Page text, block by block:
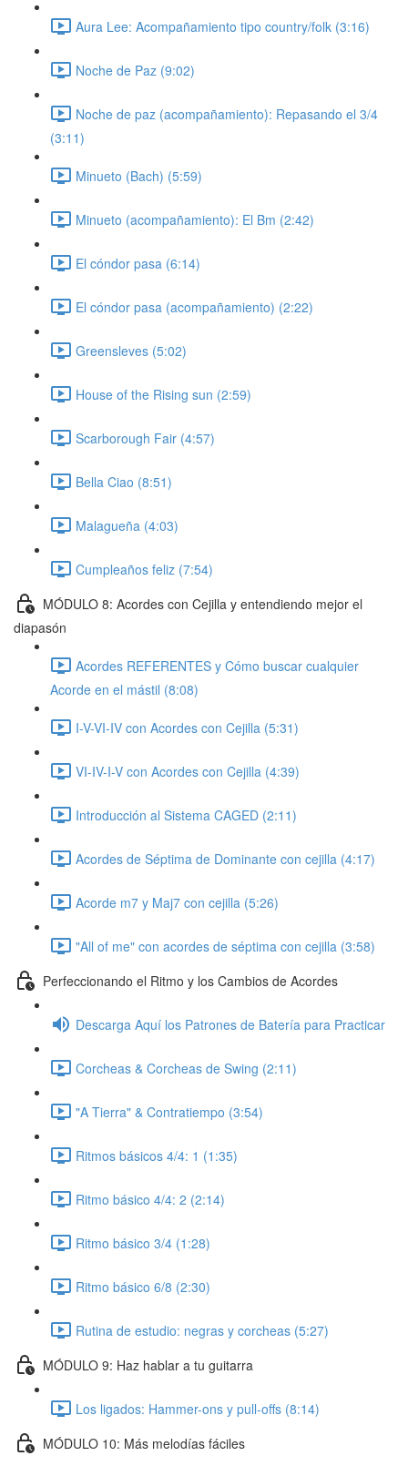
Aura Lee: Acompañamiento tipo country/folk (3:16)
Noche de Paz (9:02)
Noche de paz (acompañamiento): Repasando el 3/4
(3:11)
Minueto (Bach) (5:59)
Minueto (acompañamiento): El Bm (2:42)
El cóndor pasa (6:14)
El cóndor pasa (acompañamiento) (2:22)
Greensleves (5:02)
House of the Rising sun (2:59)
Scarborough Fair (4:57)
Bella Ciao (8:51)
Malagueña (4:03)
Cumpleaños feliz (7:54)
MÓDULO 8: Acordes con Cejilla y entendiendo mejor el
diapasón
Acordes REFERENTES y Cómo buscar cualquier
Acorde en el mástil (8:08)
I-V-VI-IV con Acordes con Cejilla (5:31)
VI-IV-I-V con Acordes con Cejilla (4:39)
Introducción al Sistema CAGED (2:11)
Acordes de Séptima de Dominante con cejilla (4:17)
Acorde m7 y Maj7 con cejilla (5:26)
"All of me" con acordes de séptima con cejilla (3:58)
Perfeccionando el Ritmo y los Cambios de Acordes
Descarga Aquí los Patrones de Batería para Practicar
Corcheas & Corcheas de Swing (2:11)
"A Tierra" & Contratiempo (3:54)
Ritmos básicos 4/4: 1 (1:35)
Ritmo básico 4/4: 2 (2:14)
Ritmo básico 3/4 (1:28)
Ritmo básico 6/8 (2:30)
Rutina de estudio: negras y corcheas (5:27)
MÓDULO 9: Haz hablar a tu guitarra
Los ligados: Hammer-ons y pull-offs (8:14)
MÓDULO 10: Más melodías fáciles